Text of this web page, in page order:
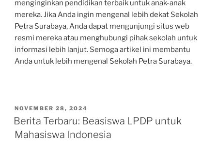
menginginkan pendidikan terbaik untuk anak-anak
mereka. Jika Anda ingin mengenal lebih dekat Sekolah
Petra Surabaya, Anda dapat mengunjungi situs web
resmi mereka atau menghubungi pihak sekolah untuk
informasi lebih lanjut. Semoga artikel ini membantu
Anda untuk lebih mengenal Sekolah Petra Surabaya.
POSTED
ON
NOVEMBER 28, 2024
Berita Terbaru: Beasiswa LPDP untuk
Mahasiswa Indonesia